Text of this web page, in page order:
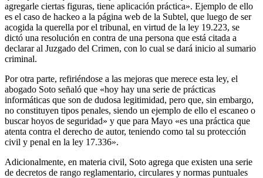
agregarle ciertas figuras, tiene aplicación práctica». Ejemplo de ello
es el caso de hackeo a la página web de la Subtel, que luego de ser
acogida la querella por el tribunal, en virtud de la ley 19.223, se
dictó una resolución en contra de una persona que está citada a
declarar al Juzgado del Crimen, con lo cual se dará inicio al sumario
criminal.
Por otra parte, refiriéndose a las mejoras que merece esta ley, el
abogado Soto señaló que «hoy hay una serie de prácticas
informáticas que son de dudosa legitimidad, pero que, sin embargo,
no constituyen tipos penales, siendo un ejemplo de ello el escaneo o
buscar hoyos de seguridad» y que para Mayo «es una práctica que
atenta contra el derecho de autor, teniendo como tal su protección
civil y penal en la ley 17.336».
Adicionalmente, en materia civil, Soto agrega que existen una serie
de decretos de rango reglamentario, circulares y normas puntuales